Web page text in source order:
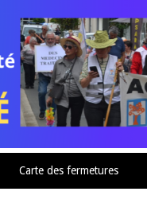
Carte des fermetures